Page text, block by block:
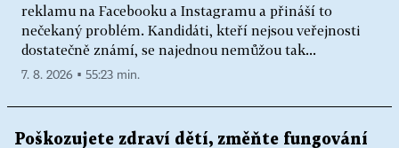
reklamu na Facebooku a Instagramu a přináší to
nečekaný problém. Kandidáti, kteří nejsou veřejnosti
dostatečně známí, se najednou nemůžou tak...
7. 8. 2026 ▪ 55:23 min.
Poškozujete zdraví dětí, změňte fungování